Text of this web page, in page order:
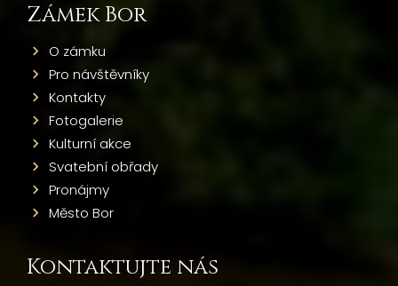
Zámek Bor
O zámku
Pro návštěvníky
Kontakty
Fotogalerie
Kulturní akce
Svatební obřady
Pronájmy
Město Bor
Kontaktujte nás